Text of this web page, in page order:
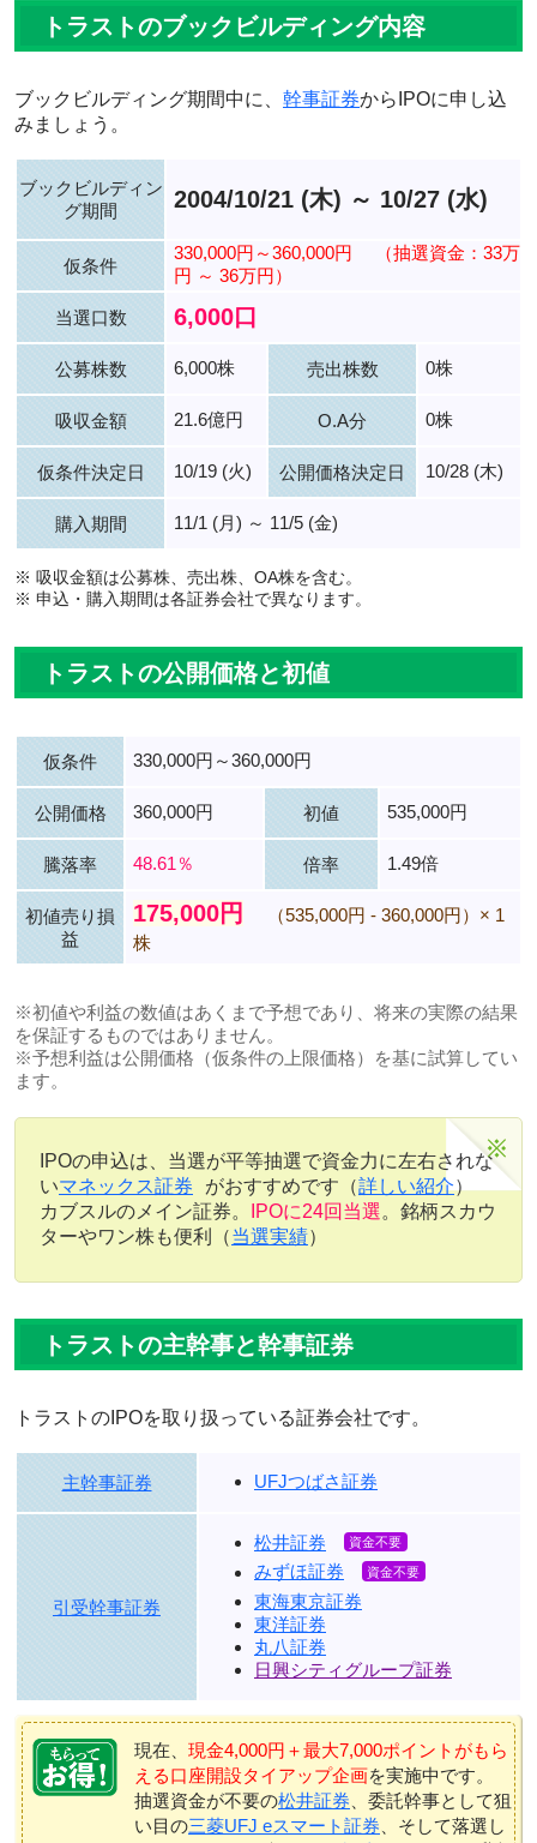
トラストのブックビルディング内容
ブックビルディング期間中に、 幹事証券からIPOに申し込
みましょう。
ブックビルディン
グ期間
2004/10/21 (木) ～ 10/27 (水)
仮条件
330,000円～360,000円
（抽選資金：33万
円 ～ 36万円）
当選口数 6,000口
公募株数 6,000株 売出株数 0株
吸収金額 21.6億円 O.A分 0株
仮条件決定日 10/19 (火) 公開価格決定日 10/28 (木)
購入期間 11/1 (月) ～ 11/5 (金)
※ 吸収金額は公募株、売出株、OA株を含む。
※ 申込・購入期間は各証券会社で異なります。
トラストの公開価格と初値
仮条件 330,000円～360,000円
公開価格 360,000円 初値 535,000円
騰落率 48.61％ 倍率 1.49倍
初値売り損
益
175,000円
（535,000円 - 360,000円）× 1
株
※初値や利益の数値はあくまで予想であり、将来の実際の結果
を保証するものではありません。
※予想利益は公開価格（仮条件の上限価格）を基に試算してい
ます。
IPOの申込は、当選が平等抽選で資金力に左右されな
いマネックス証券 がおすすめです（詳しい紹介）
カブスルのメイン証券。
IPOに24回当選。銘柄スカウ
ターやワン株も便利（当選実績）
トラストの主幹事と幹事証券
トラストのIPOを取り扱っている証券会社です。
主幹事証券 UFJつばさ証券
引受幹事証券
松井証券
みずほ証券
東海東京証券
東洋証券
丸八証券
日興シティグループ証券
現在、 現金4,000円＋最大7,000ポイントがもら
える口座開設タイアップ企画を実施中です。
抽選資金が不要の松井証券 、委託幹事として狙
い目の三菱UFJ eスマート証券 、そして落選し